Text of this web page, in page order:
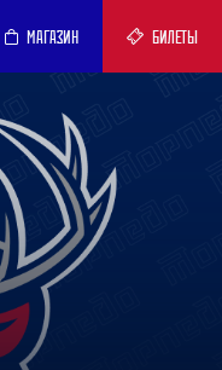
МАГАЗИН БИЛЕТЫ